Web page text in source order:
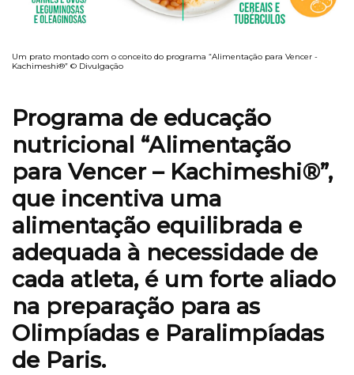
Um prato montado com o conceito do programa “Alimentação para Vencer -
Kachimeshi®” © Divulgação
Programa de educação
nutricional “Alimentação
para Vencer – Kachimeshi®”,
que incentiva uma
alimentação equilibrada e
adequada à necessidade de
cada atleta, é um forte aliado
na preparação para as
Olimpíadas e Paralimpíadas
de Paris.